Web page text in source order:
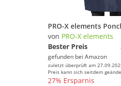
von PRO-X elements
Bester Preis
gefunden bei Amazon
zuletzt überprüft am
Preis kann sich seitdem
27% Ersparnis